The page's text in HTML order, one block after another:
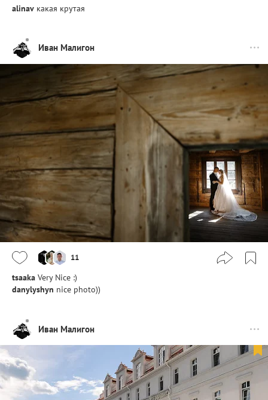
alinav какая крутая
Иван Малигон
11
tsaaka Very Nice :)
danylyshyn nice photo))
Иван Малигон